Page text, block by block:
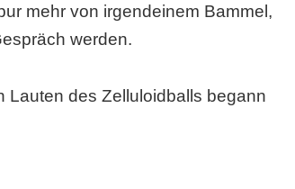
mehr von irgendeinem Bammel,
werden.
des Zelluloidballs begann